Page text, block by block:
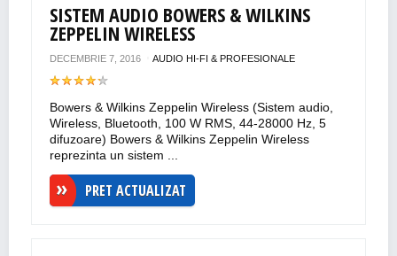
SISTEM AUDIO BOWERS & WILKINS
ZEPPELIN WIRELESS
DECEMBRIE 7, 2016 AUDIO HI-FI & PROFESIONALE
Bowers & Wilkins Zeppelin Wireless (Sistem audio,
Wireless, Bluetooth, 100 W RMS, 44-28000 Hz, 5
difuzoare) Bowers & Wilkins Zeppelin Wireless
reprezinta un sistem ...
PRET ACTUALIZAT